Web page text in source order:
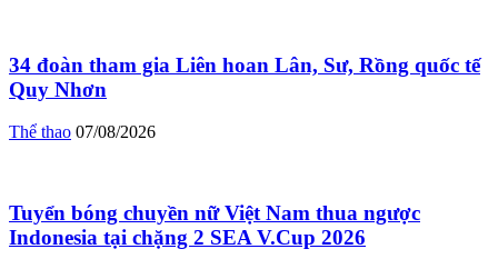
34 đoàn tham gia Liên hoan Lân, Sư, Rồng quốc tế
Quy Nhơn
Thể thao 07/08/2026
Tuyển bóng chuyền nữ Việt Nam thua ngược
Indonesia tại chặng 2 SEA V.Cup 2026